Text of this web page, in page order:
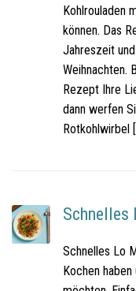
Kohlrouladen
können. Das
Jahreszeit
Weihnachten.
Rezept Ihre
dann werfen
Rotkohlwirbel
Schnelles
Schnelles Lo
Kochen